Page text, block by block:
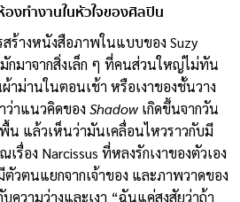
องทำงานในหัวใจของศิลปิน
ร้างหนังสือภาพในแบบของ Suzy
กมาจากสิ่งเล็ก ๆ ที่คนส่วนใหญ่ไม่ทัน
าม่านในตอนเช้า หรือเงาของชั้นวาง
ว่าแนวคิดของ Shadow เกิดขึ้นจากวัน
น แล้วเห็นว่ามันเคลื่อนไหวราวกับมี
รื่อง Narcissus ที่หลงรักเงาของตัวเอง
ตัวตนแยกจากเจ้าของ และภาพวาดของ
ความว่างและเงา “ฉันแค่สงสัยว่าถ้า